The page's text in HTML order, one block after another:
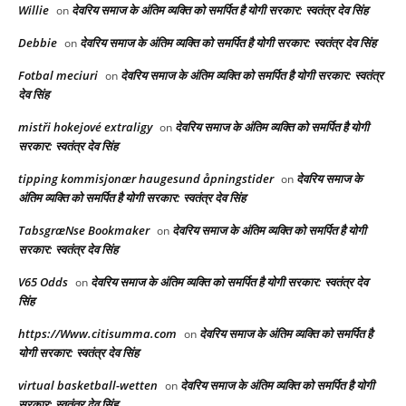
Willie on देवरिय समाज के अंतिम व्यक्ति को समर्पित है योगी सरकार: स्वतंत्र देव सिंह
Debbie on देवरिय समाज के अंतिम व्यक्ति को समर्पित है योगी सरकार: स्वतंत्र देव सिंह
Fotbal meciuri on देवरिय समाज के अंतिम व्यक्ति को समर्पित है योगी सरकार: स्वतंत्र
देव सिंह
mistři hokejové extraligy on देवरिय समाज के अंतिम व्यक्ति को समर्पित है योगी
सरकार: स्वतंत्र देव सिंह
tipping kommisjonær haugesund åpningstider on देवरिय समाज के
अंतिम व्यक्ति को समर्पित है योगी सरकार: स्वतंत्र देव सिंह
TabsgræNse Bookmaker on देवरिय समाज के अंतिम व्यक्ति को समर्पित है योगी
सरकार: स्वतंत्र देव सिंह
V65 Odds on देवरिय समाज के अंतिम व्यक्ति को समर्पित है योगी सरकार: स्वतंत्र देव
सिंह
https://Www.citisumma.com on देवरिय समाज के अंतिम व्यक्ति को समर्पित है
योगी सरकार: स्वतंत्र देव सिंह
virtual basketball-wetten on देवरिय समाज के अंतिम व्यक्ति को समर्पित है योगी